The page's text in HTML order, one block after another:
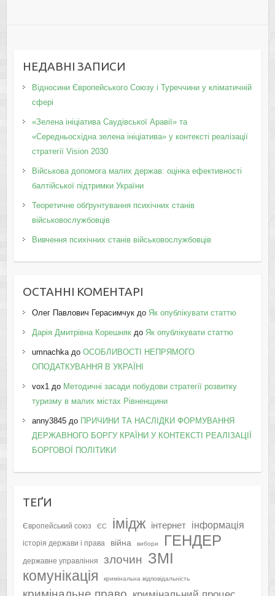
НЕДАВНІ ЗАПИСИ
Відносини Європейського Союзу і Туреччини у кліматичній
сфері
«Зелена ініціатива Саудівської Аравії» та
«Середньосхідна зелена ініціатива» у контексті реалізації
стратегії Vision 2030
Військова допомога малих держав: оцінка ефективності
балтійської підтримки України
Теоретичне обґрунтування психічних станів
військовослужбовців
Вивчення психічних станів військовослужбовців
ОСТАННІ КОМЕНТАРІ
Олег Павлович Герасимчукдо Як опублікувати статтю
Дарія Дмитрівна Корешнякдо Як опублікувати статтю
umnachkaдо ОСОБЛИВОСТІ НЕПРЯМОГО
ОПОДАТКУВАННЯ В УКРАЇНІ
vox1до Методичні засади побудови стратегії розвитку
туризму в малих містах Рівненщини
anny3845до ПРИЧИНИ ТА НАСЛІДКИ ФОРМУВАННЯ
ДЕРЖАВНОГО БОРГУ КРАЇНИ У КОНТЕКСТІ РЕАЛІЗАЦІЇ
БОРГОВОЇ ПОЛІТИКИ
ТЕҐИ
Європейський союз ЄС імідж інтернет інформація
історія держави і права війна вибори ГЕНДЕР
державне управління злочин ЗМІ
комунікація кримінальна відповідальність